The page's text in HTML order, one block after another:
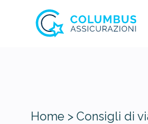
Home > Consigli di